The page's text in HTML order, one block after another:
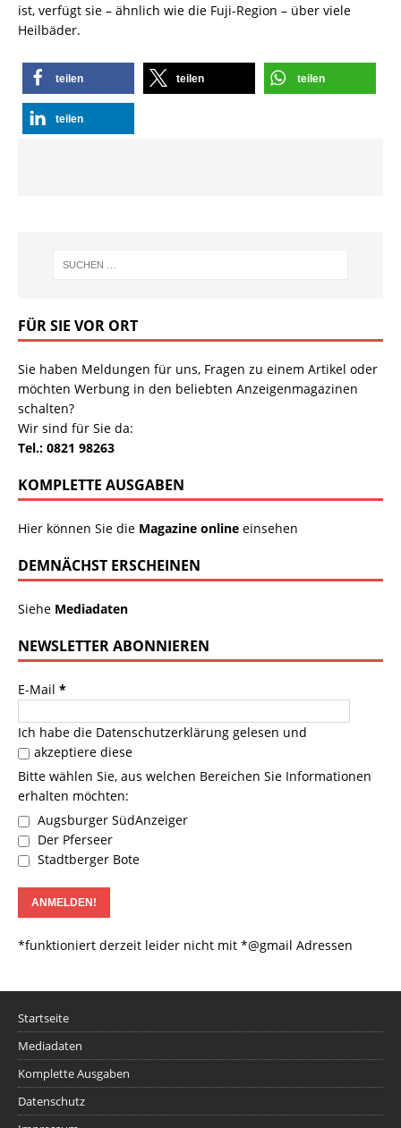
ist, verfügt sie – ähnlich wie die Fuji-Region – über viele
Heilbäder.
teilen teilen teilen
teilen
FÜR SIE VOR ORT
Sie haben Meldungen für uns, Fragen zu einem Artikel oder
möchten Werbung in den beliebten Anzeigenmagazinen
schalten?
Wir sind für Sie da:
Tel.: 0821 98263
KOMPLETTE AUSGABEN
Hier können Sie die Magazine online einsehen
DEMNÄCHST ERSCHEINEN
Siehe Mediadaten
NEWSLETTER ABONNIEREN
E-Mail *
Ich habe die Datenschutzerklärung gelesen und
akzeptiere diese
Bitte wählen Sie, aus welchen Bereichen Sie Informationen
erhalten möchten:
Augsburger SüdAnzeiger
Der Pferseer
Stadtberger Bote
*funktioniert derzeit leider nicht mit *@gmail Adressen
Startseite
Mediadaten
Komplette Ausgaben
Datenschutz